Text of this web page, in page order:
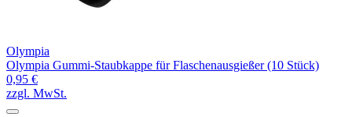
Olympia
Olympia Gummi-Staubkappe für Flaschenausgießer (10 Stück)
0,95 €
zzgl. MwSt.